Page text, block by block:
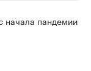
начала пандемии